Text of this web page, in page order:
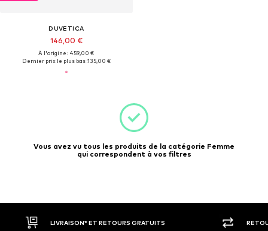
DUVETICA
146,00 €
À l'origine : 459,00 €
Dernier prix le plus bas :135,00 €
Vous avez vu tous les produits de la catégorie Femme
qui correspondent à vos filtres
LIVRAISON* ET RETOURS GRATUITS